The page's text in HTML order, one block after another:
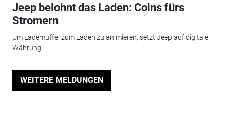
Jeep belohnt das Laden: Coins fürs
Stromern
Um Lademuffel zum Laden zu animieren, setzt Jeep auf digitale
Währung.
WEITERE MELDUNGEN